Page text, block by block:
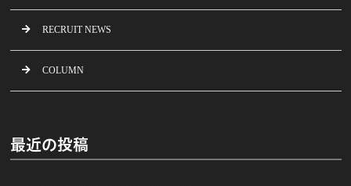
RECRUIT NEWS
COLUMN
最近の投稿